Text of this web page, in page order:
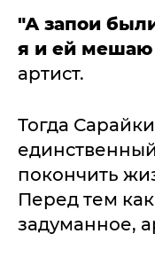
"А запои
я и ей
артист.
Тогда
покончить
Перед тем
задуманное,